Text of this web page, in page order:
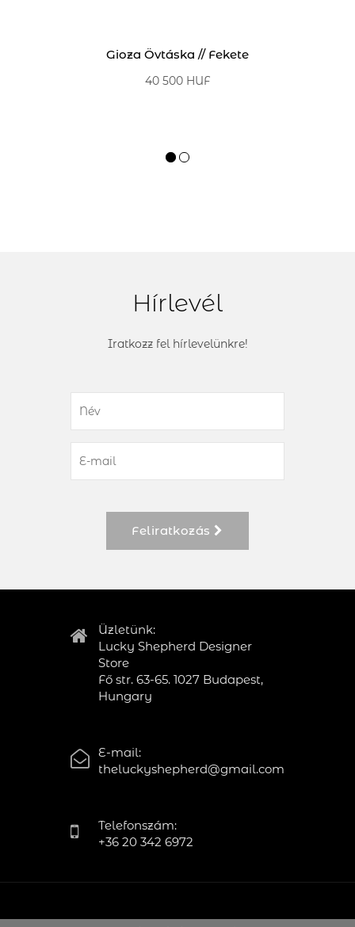
Gioza Övtáska // Fekete
40 500 HUF
Hírlevél
Iratkozz fel hírlevelünkre!
Feliratkozás
Üzletünk:
Lucky Shepherd Designer
Store
Fő str. 63-65. 1027 Budapest,
Hungary
E-mail:
theluckyshepherd@gmail.com
Telefonszám:
+36 20 342 6972